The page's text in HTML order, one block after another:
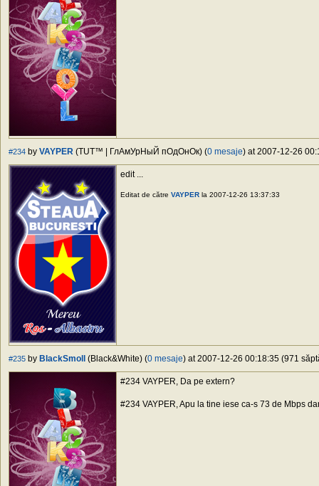
#234 by VAYPER (TUT™ | ГлАмУрНыЙ пОдОнОк) (0 mesaje) at 2007-12-26
edit ...
Editat de către VAYPER la 2007-12-26 13:37:33
#235 by BlackSmoll (Black&White) (0 mesaje) at 2007-12-26 00:18:35 (971
#234 VAYPER, Da pe extern?
#234 VAYPER, Apu la tine iese ca-s 73 de Mbps